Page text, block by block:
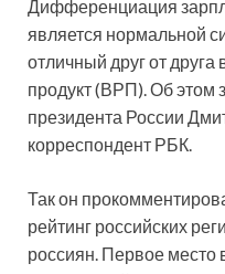
Дифференциация
является нормальной
отличный друг от
продукт (ВРП). Об этом
президента России
корреспондент РБК.
Так он
рейтинг российских
россиян. Первое место